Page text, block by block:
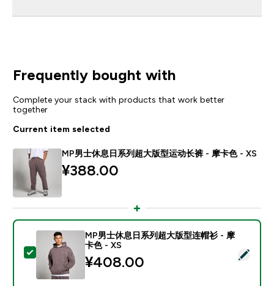
Frequently bought with
Complete your stack with products that work better
together
Current item selected
MP男士休息日系列超大版型运动长裤 - 摩卡色 - XS
¥388.00‎
Select this product - MP男士休息日系列超大版型连
MP男士休息日系列超大版型连帽衫 - 摩
卡色 - XS
¥408.00‎